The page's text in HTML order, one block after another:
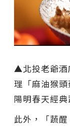
▲北投老爺酒
理「麻油猴
陽明春天經
此外，「蔬